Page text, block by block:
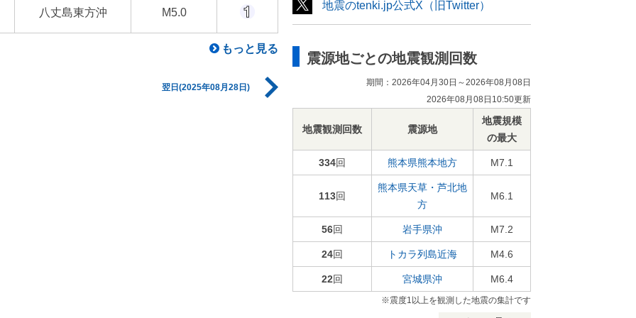
八丈島東方沖 M5.0
もっと見る
翌日(2025年08月28日)
地震のtenki.jp公式X（旧Twitter）
震源地ごとの地震観測回数
期間：2026年04月30日～2026年08月08日
2026年08月08日10:50更新
地震観測回数 震源地
地震規模
の最大
334回 熊本県熊本地方 M7.1
113回
熊本県天草・芦北地
方
M6.1
56回 岩手県沖 M7.2
24回 トカラ列島近海 M4.6
22回 宮城県沖 M6.4
※震度1以上を観測した地震の集計です